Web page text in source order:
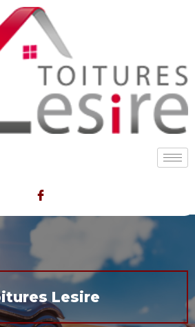
Lesire